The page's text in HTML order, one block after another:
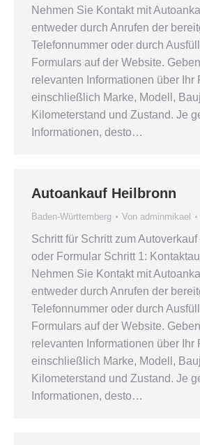
Nehmen Sie Kontakt mit
entweder durch Anrufen der
Telefonnummer oder durch
Formulars auf der Website.
relevanten Informationen über Ihr
einschließlich Marke, Modell,
Kilometerstand und Zustand. Je
Informationen, desto…
Autoankauf Heilbronn
Baden-Württemberg Von adminmikael
Schritt für Schritt zum Autoverkauf
oder Formular Schritt 1:
Nehmen Sie Kontakt mit
entweder durch Anrufen der
Telefonnummer oder durch
Formulars auf der Website.
relevanten Informationen über Ihr
einschließlich Marke, Modell,
Kilometerstand und Zustand. Je
Informationen, desto…